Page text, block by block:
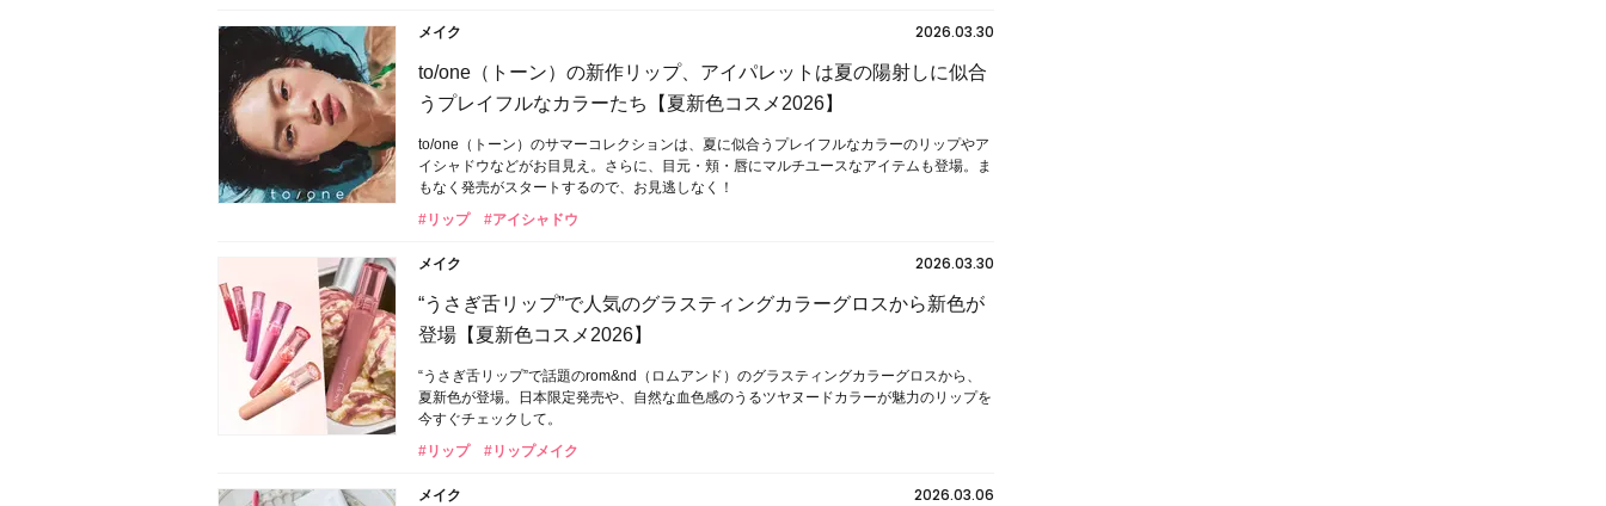
メイク
2026.03.30
to/one（トーン）の新作リップ、アイパレットは夏の陽射しに似合
うプレイフルなカラーたち【夏新色コスメ2026】
to/one（トーン）のサマーコレクションは、夏に似合うプレイフルなカラーのリップやア
イシャドウなどがお目見え。さらに、目元・頬・唇にマルチユースなアイテムも登場。ま
もなく発売がスタートするので、お見逃しなく！
#リップ
#アイシャドウ
メイク
2026.03.30
“うさぎ舌リップ”で人気のグラスティングカラーグロスから新色が
登場【夏新色コスメ2026】
“うさぎ舌リップ”で話題のrom&nd（ロムアンド）のグラスティングカラーグロスから、
夏新色が登場。日本限定発売や、自然な血色感のうるツヤヌードカラーが魅力のリップを
今すぐチェックして。
#リップ
#リップメイク
メイク
2026.03.06